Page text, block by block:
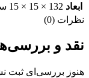
ابعاد 132 × 15 × 15 سانتیمتر
نظرات (0)
نقد و
هنوز بررسی‌ای ثبت